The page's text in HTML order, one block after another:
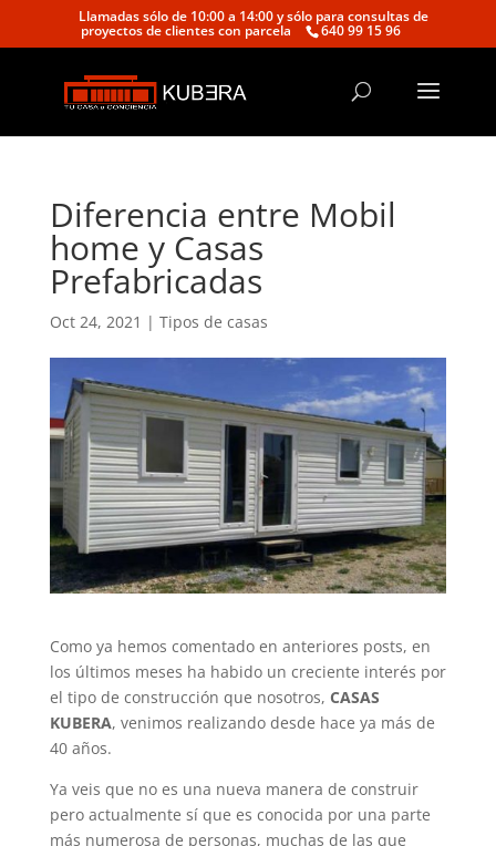
Llamadas sólo de 10:00 a 14:00 y sólo para consultas de
proyectos de clientes con parcela 640 99 15 96
Diferencia entre Mobil
home y Casas
Prefabricadas
Oct 24, 2021 | Tipos de casas
Como ya hemos comentado en anteriores posts, en
los últimos meses ha habido un creciente interés por
el tipo de construcción que nosotros, CASAS
KUBERA, venimos realizando desde hace ya más de
40 años.
Ya veis que no es una nueva manera de construir
pero actualmente sí que es conocida por una parte
más numerosa de personas, muchas de las que